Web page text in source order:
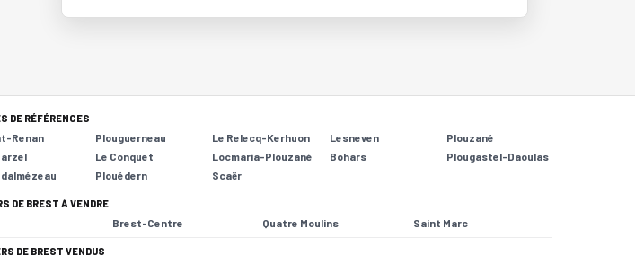
DE RÉFÉRENCES
Renan Plouguerneau Le Relecq-Kerhuon Lesneven
Plouzané
Le Conquet Locmaria-Plouzané Bohars
Plougastel-Daoulas
Plouédern Scaër
DE BREST À VENDRE
Brest-Centre Quatre Moulins Saint Marc
DE BREST VENDUS